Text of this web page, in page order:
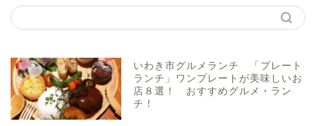
いわき市グルメランチ 「プレート
ランチ」ワンプレートが美味しいお
店８選！ おすすめグルメ・ラン
チ！
美味しい所！